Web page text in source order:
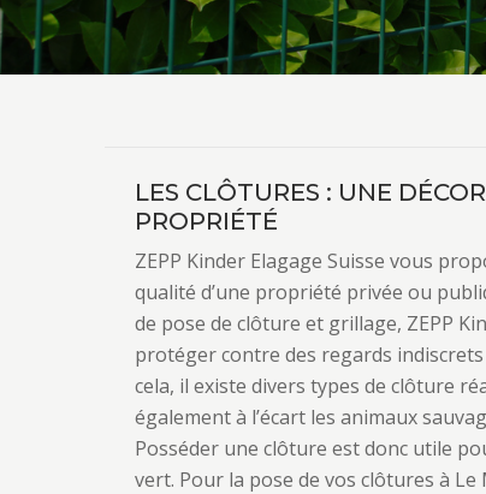
LES CLÔTURES : UNE
PROPRIÉTÉ
ZEPP Kinder Elagage Suisse vous
qualité d’une propriété privée ou
de pose de clôture et grillage, ZEPP
protéger contre des regards
cela, il existe divers types de clôture
également à l’écart les animaux
Posséder une clôture est donc utile
vert. Pour la pose de vos clôtures à